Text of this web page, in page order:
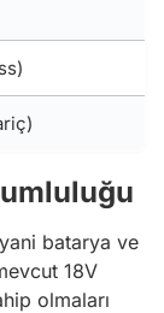
batarya ve
18V
olmaları